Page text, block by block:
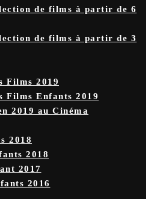
de films à partir de 6
de films à partir de 3
Films 2019
Films Enfants 2019
2019 au Cinéma
2018
2018
2017
2016